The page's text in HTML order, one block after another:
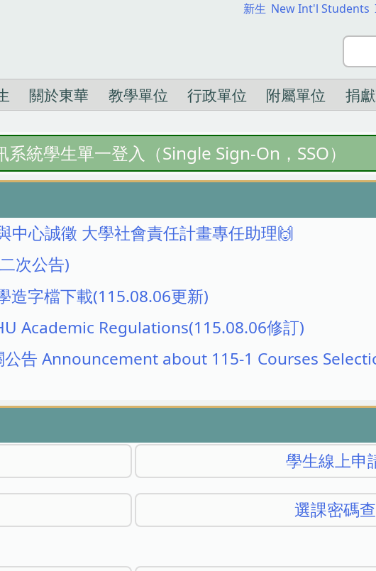
新生 New Int'l Students
關於東華 教學單位 行政單位 附屬單位 捐
系統學生單一登入（Single Sign-On，SSO）
中心誠徵 大學社會責任計畫專任助理🙌
次公告)
造字檔下載(115.08.06更新)
Academic Regulations(115.08.06修訂)
公告 Announcement about 115-1 Courses
學生線上申
選課密碼